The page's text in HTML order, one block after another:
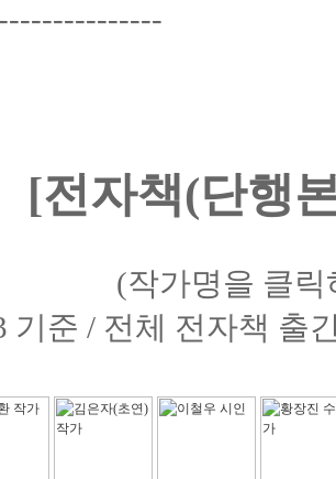
[전자책(단행
(작가명을 클
기준 / 전체 전자책 출